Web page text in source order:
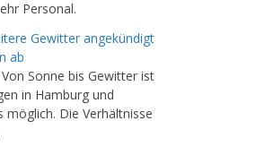
Personal.
Gewitter angekündigt
ab
Sonne bis Gewitter ist
in Hamburg und
möglich. Die Verhältnisse